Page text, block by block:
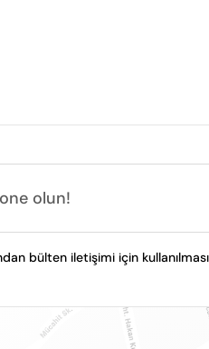
bülten iletişimi için